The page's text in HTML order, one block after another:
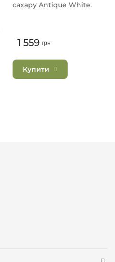
сахару Antique White.
1 559 грн
Купити